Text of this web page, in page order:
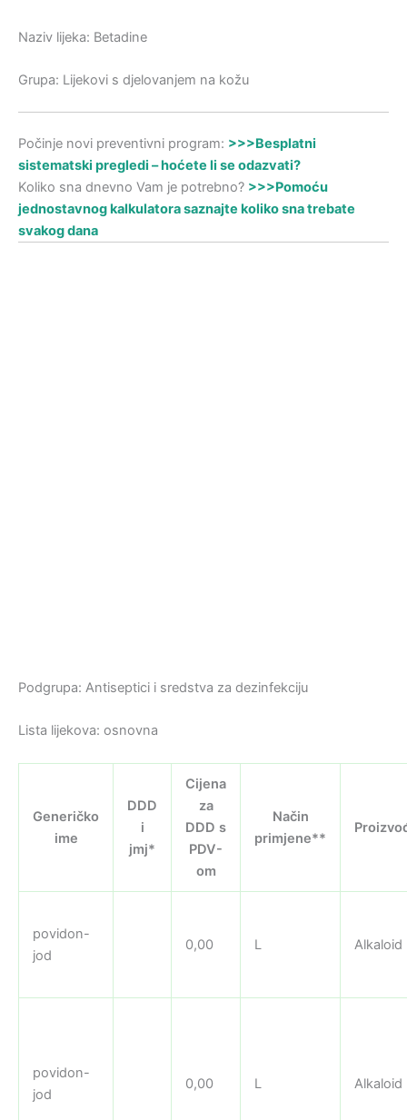
Naziv lijeka: Betadine
Grupa: Lijekovi s djelovanjem na kožu
Počinje novi preventivni program: >>>Besplatni
sistematski pregledi – hoćete li se odazvati?
Koliko sna dnevno Vam je potrebno? >>>Pomoću
jednostavnog kalkulatora saznajte koliko sna trebate
svakog dana
Podgrupa: Antiseptici i sredstva za dezinfekciju
Lista lijekova: osnovna
Generičko
ime
DDD
i
jmj*
Cijena
za
DDD s
PDV-
om
Način
primjene**
povidon-
jod
0,00 L Alkaloid
povidon-
jod
0,00 L Alkaloid